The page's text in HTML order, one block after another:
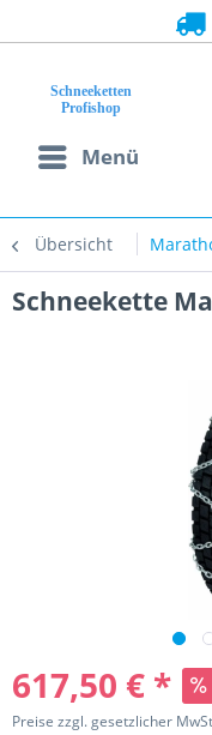
Menü
Übersicht
Schneekette
617,50 € *
Preise zzgl. gesetzlicher